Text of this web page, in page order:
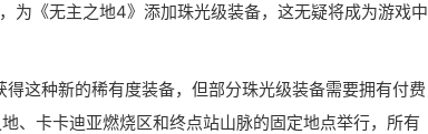
为《无主之地4》添加珠光级装备，这无疑将成为游戏中
这种新的稀有度装备，但部分珠光级装备需要拥有付费
、卡卡迪亚燃烧区和终点站山脉的固定地点举行，所有